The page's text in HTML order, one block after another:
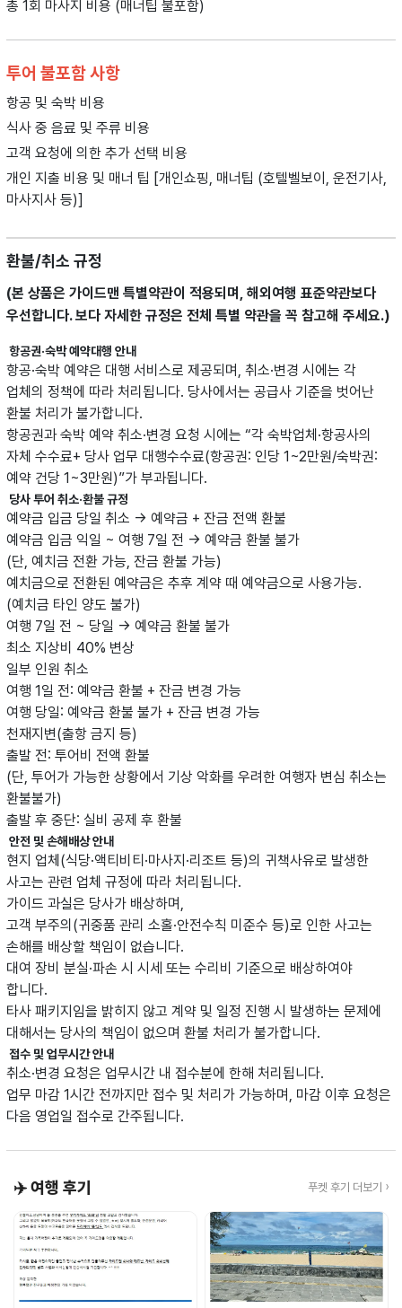
총 1회 마사지 비용 (매너팁 불포함)
투어 불포함 사항
항공 및 숙박 비용
식사 중 음료 및 주류 비용
고객 요청에 의한 추가 선택 비용
개인 지출 비용 및 매너 팁 [개인쇼핑, 매너팁 (호텔벨보이, 운전기사,
마사지사 등)]
환불/취소 규정
(본 상품은 가이드맨 특별약관이 적용되며, 해외여행 표준약관보다
우선합니다.보다 자세한 규정은 전체 특별 약관을 꼭 참고해 주세요.)
항공권·숙박 예약대행 안내
항공·숙박 예약은 대행 서비스로 제공되며, 취소·변경 시에는 각
업체의 정책에 따라 처리됩니다. 당사에서는 공급사 기준을 벗어난
환불 처리가 불가합니다.
항공권과 숙박 예약 취소·변경 요청 시에는 “각 숙박업체·항공사의
자체 수수료+ 당사 업무 대행수수료(항공권: 인당 1~2만원/숙박권:
예약 건당 1~3만원)”가 부과됩니다.
당사 투어 취소·환불 규정
예약금 입금 당일 취소 → 예약금 + 잔금 전액 환불
예약금 입금 익일 ~ 여행 7일 전 → 예약금 환불 불가
(단, 예치금 전환 가능, 잔금 환불 가능)
예치금으로 전환된 예약금은 추후 계약 때 예약금으로 사용가능.
(예치금 타인 양도 불가)
여행 7일 전 ~ 당일 → 예약금 환불 불가
최소 지상비 40% 변상
일부 인원 취소
여행 1일 전: 예약금 환불 + 잔금 변경 가능
여행 당일: 예약금 환불 불가 + 잔금 변경 가능
천재지변(출항 금지 등)
출발 전: 투어비 전액 환불
(단, 투어가 가능한 상황에서 기상 악화를 우려한 여행자 변심 취소는
환불불가)
출발 후 중단: 실비 공제 후 환불
안전 및 손해배상 안내
현지 업체(식당·액티비티·마사지·리조트 등)의 귀책사유로 발생한
사고는 관련 업체 규정에 따라 처리됩니다.
가이드 과실은 당사가 배상하며,
고객 부주의(귀중품 관리 소홀·안전수칙 미준수 등)로 인한 사고는
손해를 배상할 책임이 없습니다.
대여 장비 분실·파손 시 시세 또는 수리비 기준으로 배상하여야
합니다.
타사 패키지임을 밝히지 않고 계약 및 일정 진행 시 발생하는 문제에
대해서는 당사의 책임이 없으며 환불 처리가 불가합니다.
접수 및 업무시간 안내
취소·변경 요청은 업무시간 내 접수분에 한해 처리됩니다.
업무 마감 1시간 전까지만 접수 및 처리가 가능하며, 마감 이후 요청은
다음 영업일 접수로 간주됩니다.
✈️ 여행 후기 푸켓 후기 더보기 ›